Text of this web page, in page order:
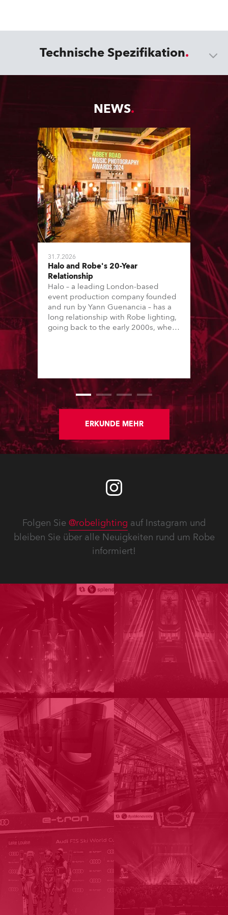
Technische Spezifikation
NEWS
31.7.2026
Halo and Robe's 20-Year
Relationship
Halo – a leading London-based
event production company founded
and run by Yann Guenancia – has a
long relationship with Robe lighting,
going back to the early 2000s, when
ERKUNDE MEHR
Folgen Sie @robelighting auf Instagram und
bleiben Sie über alle Neuigkeiten rund um Robe
informiert!